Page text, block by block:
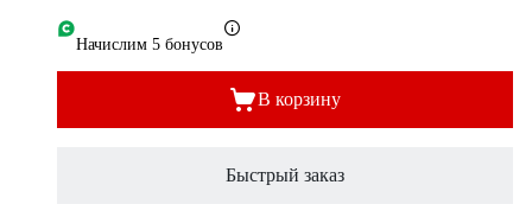
Начислим 5 бонусов
В корзину
Быстрый заказ